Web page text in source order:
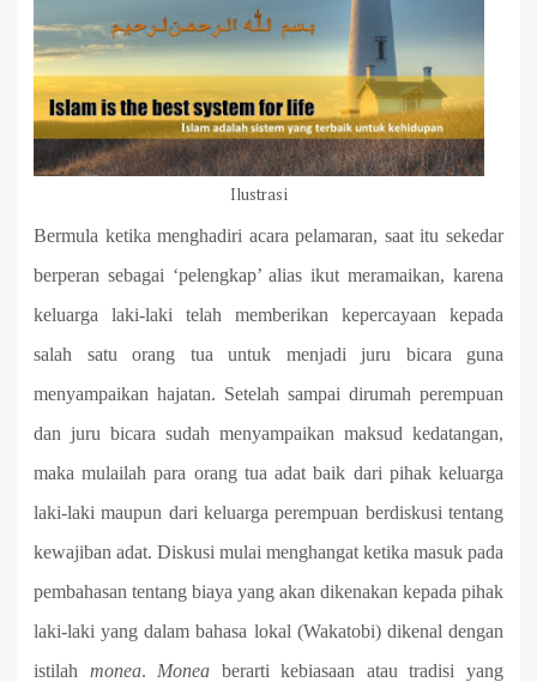
Ilustrasi
Bermula ketika menghadiri acara pelamaran, saat itu sekedar
berperan sebagai ‘pelengkap’ alias ikut meramaikan, karena
keluarga laki-laki telah memberikan kepercayaan kepada
salah satu orang tua untuk menjadi juru bicara guna
menyampaikan hajatan. Setelah sampai dirumah perempuan
dan juru bicara sudah menyampaikan maksud kedatangan,
maka mulailah para orang tua adat baik dari pihak keluarga
laki-laki maupun dari keluarga perempuan berdiskusi tentang
kewajiban adat. Diskusi mulai menghangat ketika masuk pada
pembahasan tentang biaya yang akan dikenakan kepada pihak
laki-laki yang dalam bahasa lokal (Wakatobi) dikenal dengan
istilah monea. Monea berarti kebiasaan atau tradisi yang